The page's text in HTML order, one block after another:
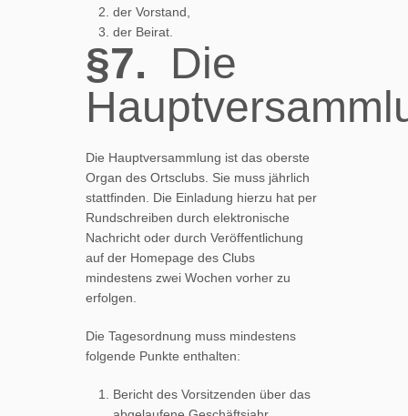
der Vorstand,
der Beirat.
§7. Die
Die Hauptversammlung ist das oberste
Organ des Ortsclubs. Sie muss jährlich
stattfinden. Die Einladung hierzu hat per
Rundschreiben durch elektronische
Nachricht oder durch Veröffentlichung
auf der Homepage des Clubs
mindestens zwei Wochen vorher zu
erfolgen.
Die Tagesordnung muss mindestens
folgende Punkte enthalten:
Bericht des Vorsitzenden über das